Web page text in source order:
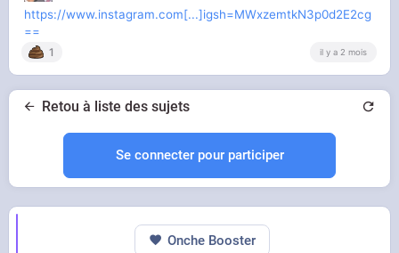
https://www.instagram.com[...]igsh=MWxzemtkN3p0d2E2cg
==
1 il y a 2 mois
Retou à liste des sujets
Se connecter pour participer
Onche Booster